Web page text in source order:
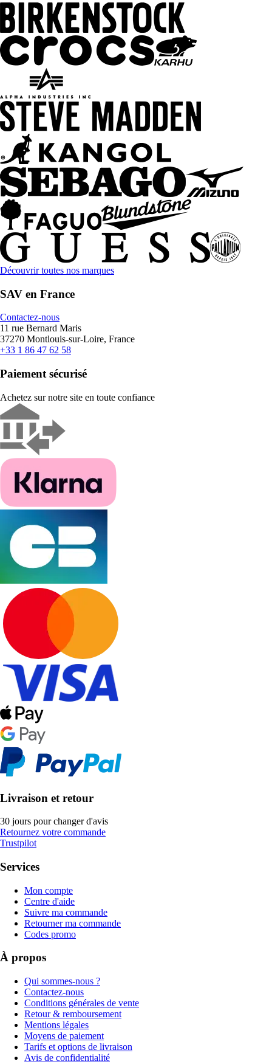
Découvrir toutes nos marques
SAV en France
Contactez-nous
11 rue Bernard Maris
37270 Montlouis-sur-Loire, France
+33 1 86 47 62 58
Paiement sécurisé
Achetez sur notre site en toute confiance
Livraison et retour
30 jours pour changer d'avis
Retournez votre commande
Trustpilot
Services
Mon compte
Centre d'aide
Suivre ma commande
Retourner ma commande
Codes promo
À propos
Qui sommes-nous ?
Contactez-nous
Conditions générales de vente
Retour & remboursement
Mentions légales
Moyens de paiement
Tarifs et options de livraison
Avis de confidentialité